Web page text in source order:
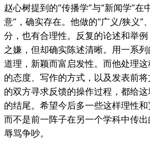
赵心树提到的“传播学”与“新闻学”在
意”，确实存在。他做的“广义/狭义”
分，也有合理性。反复的论述和举
之嫌，但却确实陈述清晰。用一系
道理，新颖而富启发性。而他处理
的态度、写作的方式，以及发表前
的双方寻求反馈的操作过程，都给
的结尾。希望今后多一些这样理性和
而不是前一阵子在另一个学科中传
辱骂争吵。